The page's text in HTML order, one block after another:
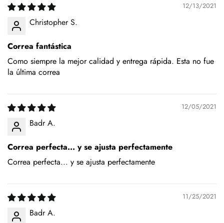
12/13/2021
Christopher S.
Correa fantástica
Como siempre la mejor calidad y entrega rápida. Esta no fue
la última correa
12/05/2021
Badr A.
Correa perfecta... y se ajusta perfectamente
Correa perfecta... y se ajusta perfectamente
11/25/2021
Badr A.